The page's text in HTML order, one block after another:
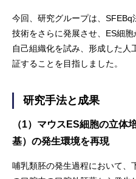
今回、研究グループは、
技術をさらに発展させ、ES細
自己組織化を試み、形成した
証することを目指しました。
研究手法と成果
（1）マウスES細胞の立体
基）の発生環境を再現
哺乳類胚の発生過程において、